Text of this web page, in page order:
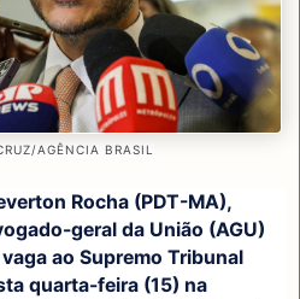
AGÊNCIA BRASIL
Rocha (PDT-MA),
geral da União (AGU)
ao Supremo Tribunal
quarta-feira (15) na